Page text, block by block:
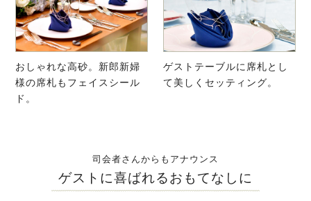
おしゃれな高砂。新郎新婦
様の席札もフェイスシール
ド。
ゲストテーブルに席札とし
て美しくセッティング。
司会者さんからもアナウンス
ゲストに喜ばれるおもてなしに